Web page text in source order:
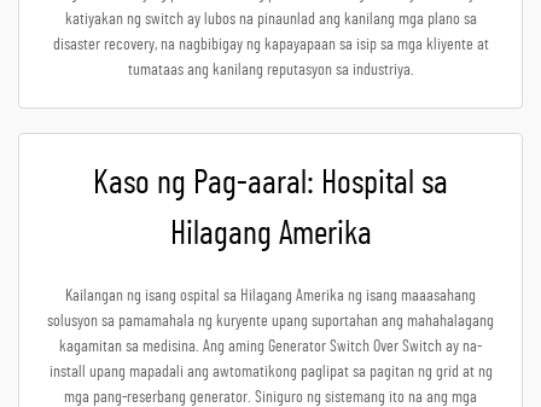
katiyakan ng switch ay lubos na pinaunlad ang kanilang mga plano sa
disaster recovery, na nagbibigay ng kapayapaan sa isip sa mga kliyente at
tumataas ang kanilang reputasyon sa industriya.
Kaso ng Pag-aaral: Hospital sa
Hilagang Amerika
Kailangan ng isang ospital sa Hilagang Amerika ng isang maaasahang
solusyon sa pamamahala ng kuryente upang suportahan ang mahahalagang
kagamitan sa medisina. Ang aming Generator Switch Over Switch ay na-
install upang mapadali ang awtomatikong paglipat sa pagitan ng grid at ng
mga pang-reserbang generator. Siniguro ng sistemang ito na ang mga